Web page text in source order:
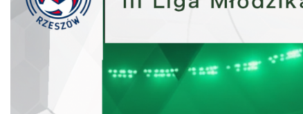
Ochrona Małoletnich